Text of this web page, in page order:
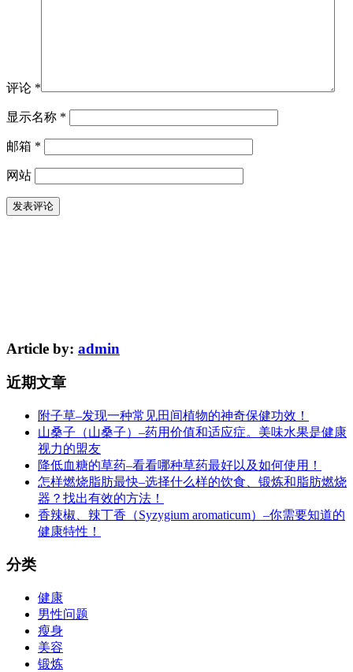
评论 *
显示名称 *
邮箱 *
网站
Article by: admin
近期文章
附子草–发现一种常见田间植物的神奇保健功效！
山桑子（山桑子）–药用价值和适应症。美味水果是健康
视力的盟友
降低血糖的草药–看看哪种草药最好以及如何使用！
怎样燃烧脂肪最快–选择什么样的饮食、锻炼和脂肪燃烧
器？找出有效的方法！
香辣椒、辣丁香（Syzygium aromaticum）–你需要知道的
健康特性！
分类
健康
男性问题
瘦身
美容
锻炼